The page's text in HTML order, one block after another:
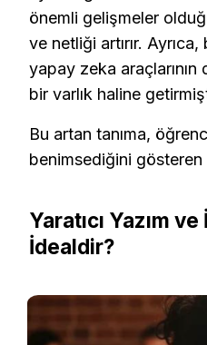
önemli gelişmeler
ve netliği artırır.
yapay zeka araçlarının
bir varlık haline
Bu artan tanıma,
benimsediğini
Yaratıcı Yazım
İdealdir?